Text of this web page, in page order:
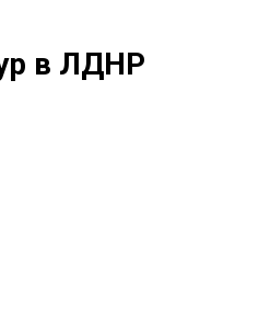
в ЛДНР